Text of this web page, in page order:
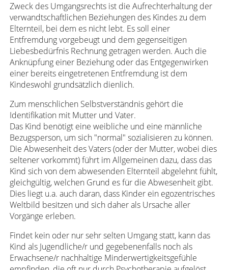
Zweck des Umgangsrechts ist die Aufrechterhaltung der
verwandtschaftlichen Beziehungen des Kindes zu dem
Elternteil, bei dem es nicht lebt. Es soll einer
Entfremdung vorgebeugt und dem gegenseitigen
Liebesbedürfnis Rechnung getragen werden. Auch die
Anknüpfung einer Beziehung oder das Entgegenwirken
einer bereits eingetretenen Entfremdung ist dem
Kindeswohl grundsätzlich dienlich.
Zum menschlichen Selbstverständnis gehört die
Identifikation mit Mutter und Vater.
Das Kind benötigt eine weibliche und eine männliche
Bezugsperson, um sich "normal" sozialisieren zu können.
Die Abwesenheit des Vaters (oder der Mutter, wobei dies
seltener vorkommt) führt im Allgemeinen dazu, dass das
Kind sich von dem abwesenden Elternteil abgelehnt fühlt,
gleichgültig, welchen Grund es für die Abwesenheit gibt.
Dies liegt u.a. auch daran, dass Kinder ein egozentrisches
Weltbild besitzen und sich daher als Ursache aller
Vorgänge erleben.
Findet kein oder nur sehr selten Umgang statt, kann das
Kind als Jugendliche/r und gegebenenfalls noch als
Erwachsene/r nachhaltige Minderwertigkeitsgefühle